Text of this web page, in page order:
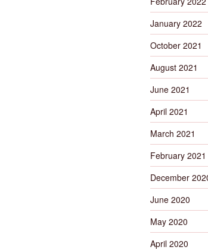
January 2022
October 2021
August 2021
June 2021
April 2021
March 2021
February 2021
December
June 2020
May 2020
April 2020